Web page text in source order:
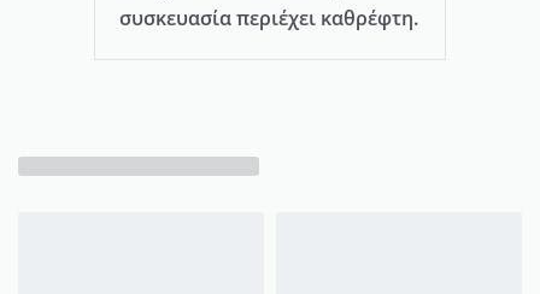
συσκευασία περιέχει καθρέφτη.